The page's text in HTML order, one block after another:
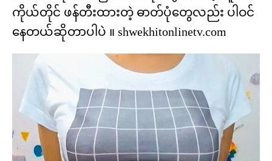
ကိုယ်တိုင် ဖန်တီးထားတဲ့ ဓာတ်ပုံတွေလည်း ပါဝင်
နေတယ်ဆိုတာပါပဲ ။ shwekhitonlinetv.com